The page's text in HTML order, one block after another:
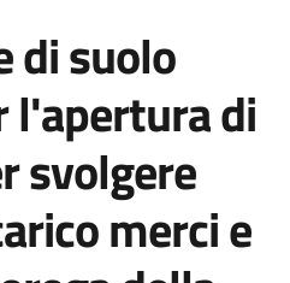
di suolo
l'apertura di
svolgere
merci e